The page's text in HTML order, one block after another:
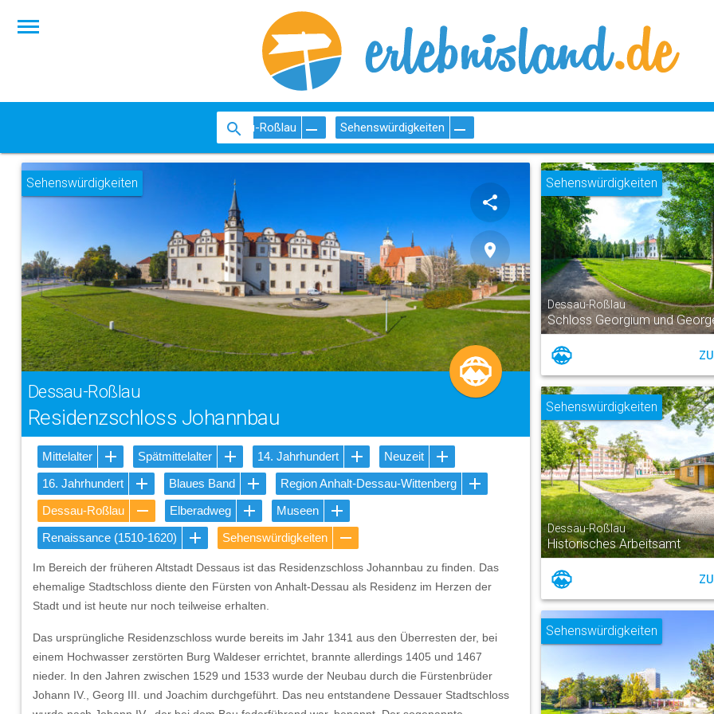
Dessau-Roßlau Sehenswürdigkeiten
Sehenswürdigkeiten
Dessau-Roßlau
Residenzschloss Johannbau
share
place
Mittelalter Spätmittelalter 14. Jahrhundert
Neuzeit
16. Jahrhundert
Blaues Band
Region Anhalt-Dessau-Wittenberg
Dessau-Roßlau
Elberadweg
Museen
Renaissance (1510-1620)
Sehenswürdigkeiten
Im Bereich der früheren Altstadt Dessaus ist das Residenzschloss Johannbau zu finden. Das
ehemalige Stadtschloss diente den Fürsten von Anhalt-Dessau als Residenz im Herzen der
Stadt und ist heute nur noch teilweise erhalten.
Das ursprüngliche Residenzschloss wurde bereits im Jahr 1341 aus den Überresten der, bei
einem Hochwasser zerstörten Burg Waldeser errichtet, brannte allerdings 1405 und 1467
nieder. In den Jahren zwischen 1529 und 1533 wurde der Neubau durch die Fürstenbrüder
Johann IV., Georg III. und Joachim durchgeführt. Das neu entstandene Dessauer Stadtschloss
Dessau-Roßlau
Schloss Georgium und
Sehenswürdigkeiten
Dessau-Roßlau
Historisches Arbeitsamt
Sehenswürdigkeiten
Sehenswürdigkeiten